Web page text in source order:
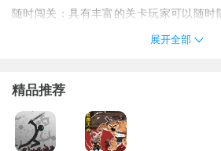
随时闯关：具有丰富的关卡玩家可以随时
在砖块到达顶部之前获得尽可能多的分数
结束。
魔性弹力球介绍
展开全部
精品推荐